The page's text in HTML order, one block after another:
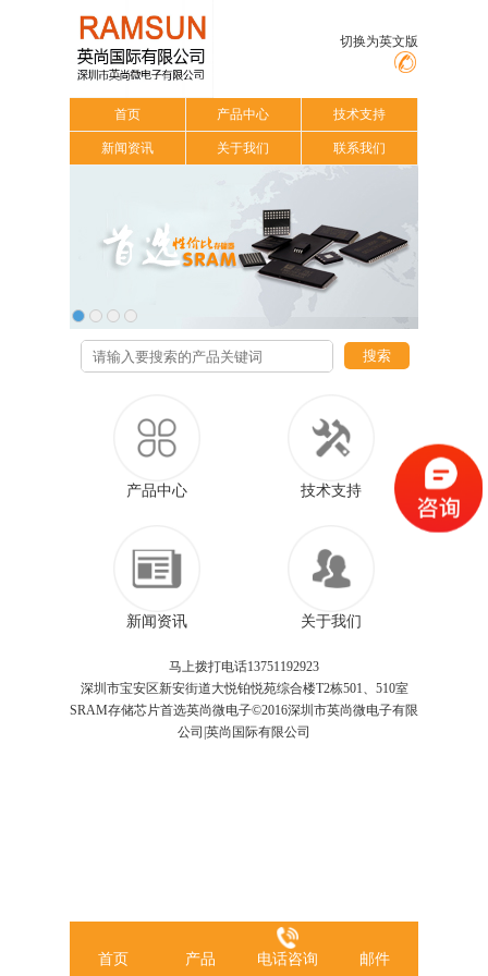
切换为英文版
首页 产品中心 技术支持
新闻资讯 关于我们 联系我们
搜索
产品中心 技术支持
新闻资讯 关于我们
马上拨打电话13751192923
深圳市宝安区新安街道大悦铂悦苑综合楼T2栋501、510室
SRAM存储芯片首选英尚微电子©2016深圳市英尚微电子有限
公司|英尚国际有限公司
首页 产品 电话咨询 邮件